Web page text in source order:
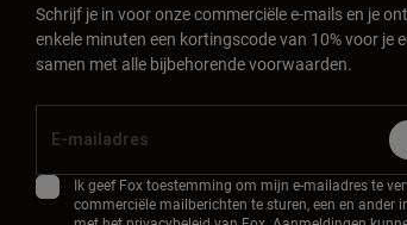
Schrijf je in voor onze commerciële e-mails en je
enkele minuten een kortingscode van 10% voor je
samen met alle bijbehorende voorwaarden.
Ik geef Fox toestemming om mijn e-mailadres te
commerciële mailberichten te sturen, een en ander